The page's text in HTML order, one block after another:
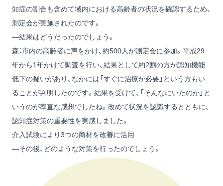
知症の割合も含めて域内における高齢者の状況を確認するため、
測定会が実施されたのです。
―結果はどうだったのでしょう。
森：市内の高齢者に声をかけ、約500人が測定会に参加。平成29
年から1年かけて調査を行い、結果として約2割の方が認知機能
低下の疑いがあり、なかには「すぐに治療が必要」という方もい
ることが判明したのです。結果を受けて、「そんなにいたのか」と
いうのが率直な感想でしたね。改めて状況を認識するとともに、
認知症対策の重要性を実感しました。
介入試験により3つの商材を改善に活用
―その後、どのような対策を行ったのでしょう。